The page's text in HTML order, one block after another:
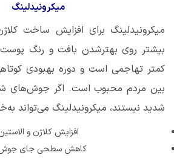
میکرونیدلینگ
میکرونیدلینگ برای افزایش ساخت
بیشتر روی بهترشدن بافت و رنگ
کمتر تهاجمی ا‌ست و دوره بهبودی
بین مردم محبوب است. اگر جوش‌های
شدید نیستند، میکرونیدلینگ می‌تواند
افزایش کلاژن و
کاهش سطحی جای